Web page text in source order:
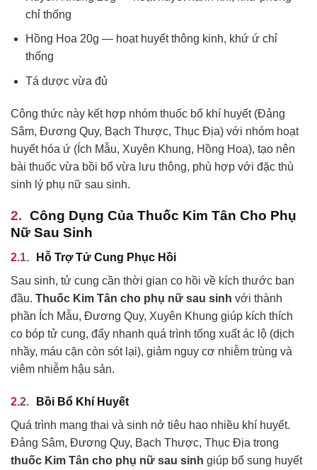
chỉ thống
Hồng Hoa 20g — hoạt huyết thông kinh, khứ ứ chỉ
thống
Tá dược vừa đủ
Công thức này kết hợp nhóm thuốc bổ khí huyết (Đảng
Sâm, Đương Quy, Bạch Thược, Thục Địa) với nhóm hoạt
huyết hóa ứ (Ích Mẫu, Xuyên Khung, Hồng Hoa), tạo nên
bài thuốc vừa bồi bổ vừa lưu thông, phù hợp với đặc thù
sinh lý phụ nữ sau sinh.
Công Dụng Của Thuốc Kim Tân Cho Phụ
Nữ Sau Sinh
Hỗ Trợ Tử Cung Phục Hồi
Sau sinh, tử cung cần thời gian co hồi về kích thước ban
đầu. Thuốc Kim Tân cho phụ nữ sau sinh với thành
phần Ích Mẫu, Đương Quy, Xuyên Khung giúp kích thích
co bóp tử cung, đẩy nhanh quá trình tống xuất ác lộ (dịch
nhầy, máu cặn còn sót lại), giảm nguy cơ nhiễm trùng và
viêm nhiễm hậu sản.
Bồi Bổ Khí Huyết
Quá trình mang thai và sinh nở tiêu hao nhiều khí huyết.
Đảng Sâm, Đương Quy, Bạch Thược, Thục Địa trong
thuốc Kim Tân cho phụ nữ sau sinh giúp bổ sung huyết